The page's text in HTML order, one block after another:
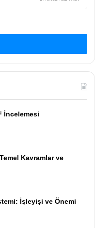
İncelemesi
Kavramlar ve
İşleyişi ve Önemi